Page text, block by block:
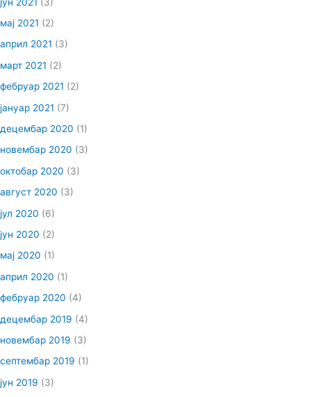
мај 2021 (2)
април 2021 (3)
март 2021 (2)
фебруар 2021 (2)
јануар 2021 (7)
децембар 2020 (1)
новембар 2020 (3)
октобар 2020 (3)
август 2020 (3)
јул 2020 (6)
јун 2020 (2)
мај 2020 (1)
април 2020 (1)
фебруар 2020 (4)
децембар 2019 (4)
новембар 2019 (3)
септембар 2019 (1)
јун 2019 (3)